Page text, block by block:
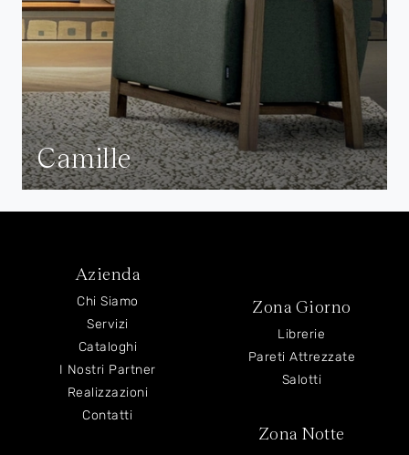
Camille
Azienda
Chi Siamo
Servizi
Cataloghi
I Nostri Partner
Realizzazioni
Contatti
Zona Giorno
Librerie
Pareti Attrezzate
Salotti
Zona Notte